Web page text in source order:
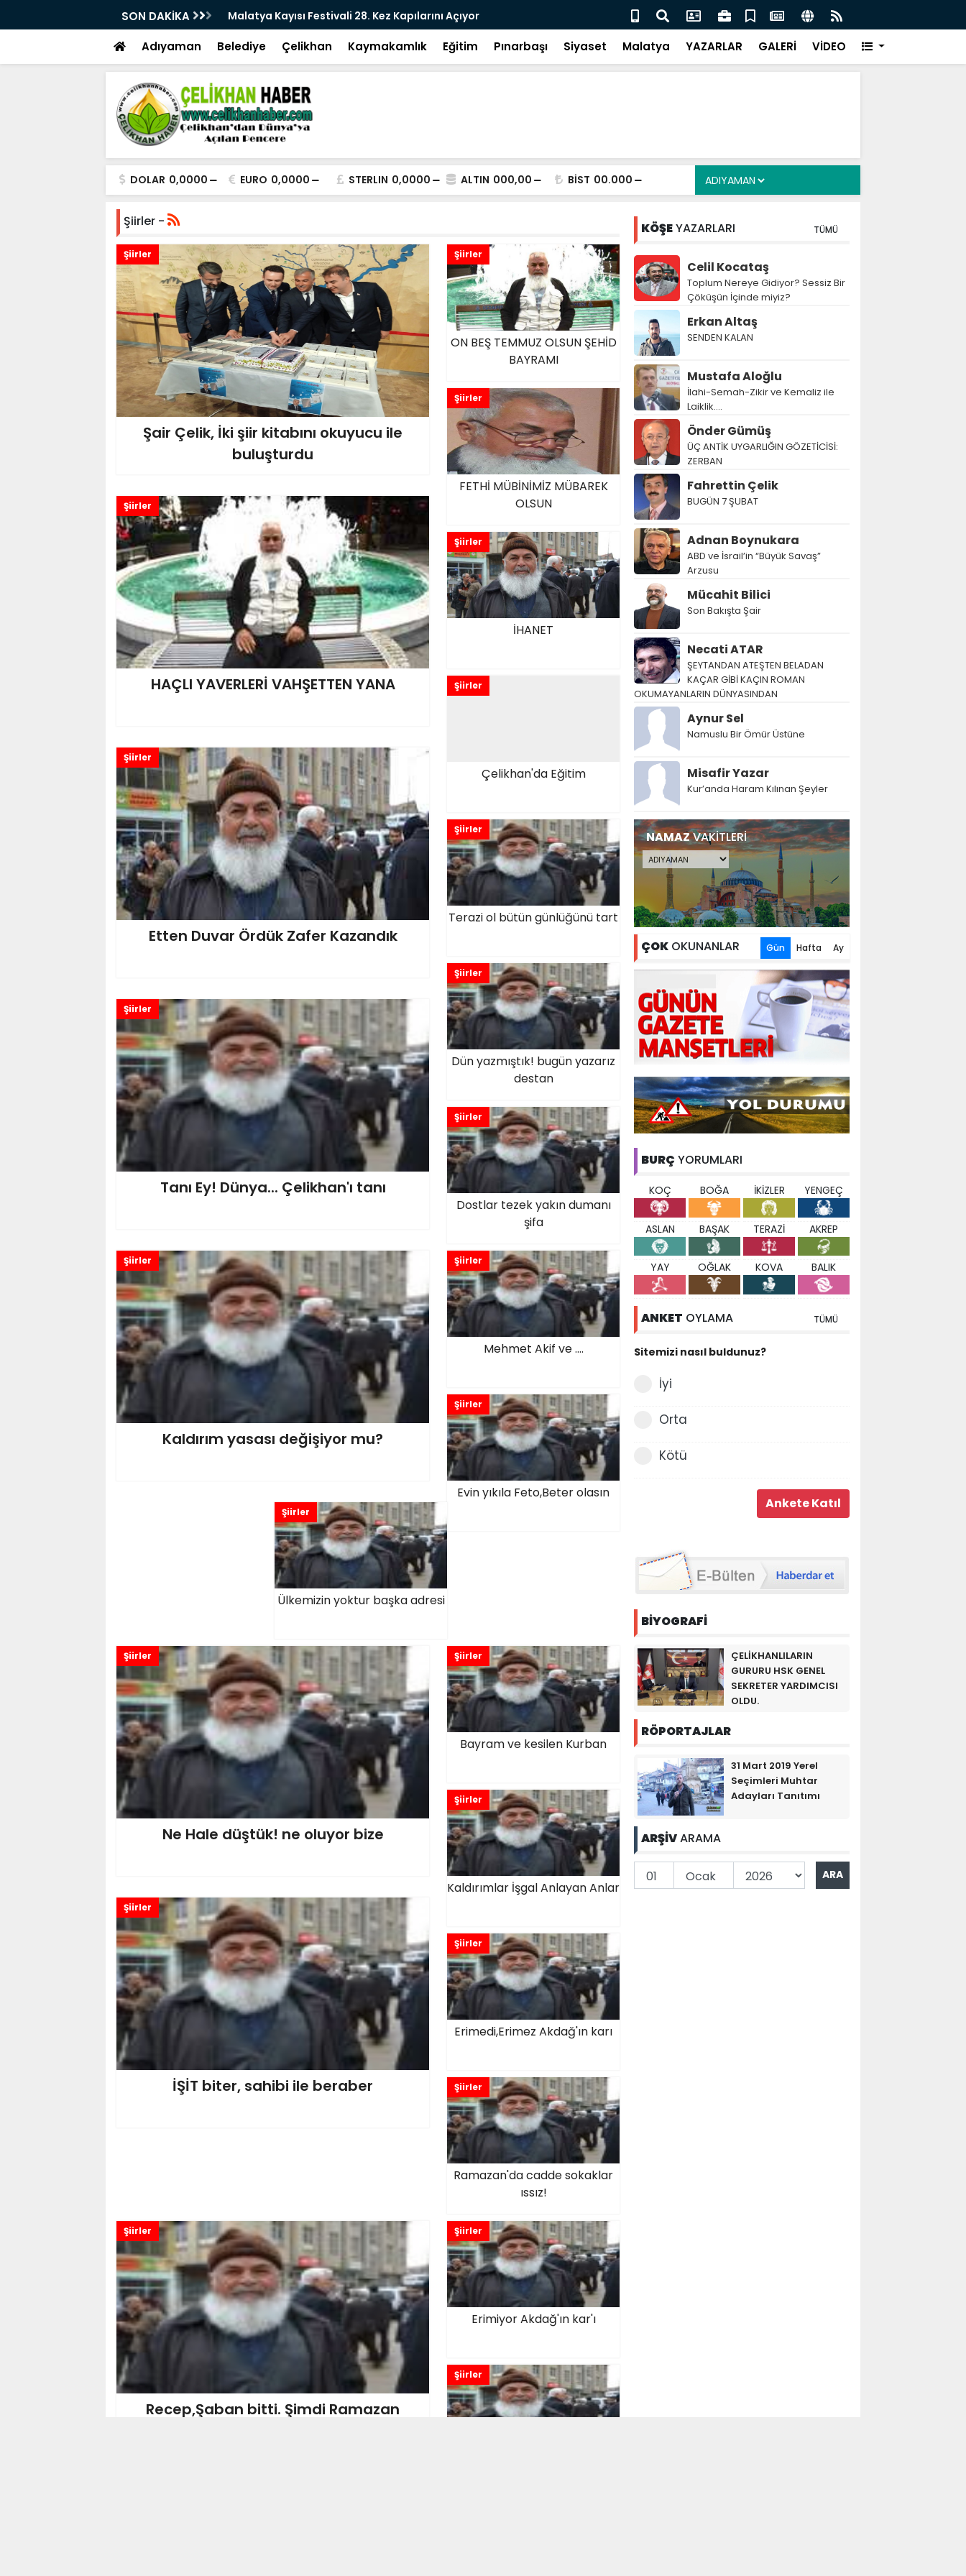
SON DAKİKA
Kez Kapılarını Açıyor Vesayetten Siyasete: DEM Parti’nin Tarihi Sınavı Milletvekili Alkayış, Cibuti’de diplomatik temaslarda bulundu
Adıyaman Belediye Çelikhan Kaymakamlık Eğitim Pınarbaşı Siyaset Malatya YAZARLAR GALERİ VİDEO
DOLAR 0,0000 EURO 0,0000 STERLIN 0,0000 ALTIN 000,00 BİST 00.000
Şiirler -
Şiirler
Şair Çelik, İki şiir kitabını okuyucu ile
buluşturdu
Şiirler
ON BEŞ TEMMUZ OLSUN ŞEHİD
BAYRAMI
Şiirler
FETHİ MÜBİNİMİZ MÜBAREK
OLSUN
Şiirler
HAÇLI YAVERLERİ VAHŞETTEN YANA
Şiirler
İHANET
Şiirler
Çelikhan'da Eğitim
Şiirler
Etten Duvar Ördük Zafer Kazandık
Şiirler
Terazi ol bütün günlüğünü tart
Şiirler
Dün yazmıştık! bugün yazarız
destan
Şiirler
Tanı Ey! Dünya... Çelikhan'ı tanı
Şiirler
Dostlar tezek yakın dumanı
şifa
Şiirler
Mehmet Akif ve ....
Şiirler
Kaldırım yasası değişiyor mu?
Şiirler
Evin yıkıla Feto,Beter olasın
Şiirler
Ülkemizin yoktur başka adresi
Şiirler
Ne Hale düştük! ne oluyor bize
Şiirler
Bayram ve kesilen Kurban
Şiirler
Kaldırımlar İşgal Anlayan Anlar
Şiirler
İŞİT biter, sahibi ile beraber
Şiirler
Erimedi,Erimez Akdağ'ın karı
Şiirler
Ramazan'da cadde sokaklar
ıssız!
Şiirler
Recep,Şaban bitti. Şimdi Ramazan
Şiirler
Erimiyor Akdağ'ın kar'ı
Şiirler
KÖŞEYAZARLARI TÜMÜ
Celil Kocataş
Toplum Nereye Gidiyor? Sessiz Bir
Çöküşün İçinde miyiz?
Erkan Altaş
SENDEN KALAN
Mustafa Aloğlu
İlahi-Semah-Zikir ve Kemaliz ile
Laiklik….
Önder Gümüş
ÜÇ ANTİK UYGARLIĞIN GÖZETİCİSİ:
ZERBAN
Fahrettin Çelik
BUGÜN 7 ŞUBAT
Adnan Boynukara
ABD ve İsrail’in “Büyük Savaş”
Arzusu
Mücahit Bilici
Son Bakışta Şair
Necati ATAR
ŞEYTANDAN ATEŞTEN BELADAN
KAÇAR GİBİ KAÇIN ROMAN
OKUMAYANLARIN DÜNYASINDAN
Aynur Sel
Namuslu Bir Ömür Üstüne
Misafir Yazar
Kur’anda Haram Kılınan Şeyler
NAMAZVAKİTLERİ
ÇOK OKUNANLAR Gün Hafta Ay
BURÇ YORUMLARI
KOÇ BOĞA İKİZLER YENGEÇ
ASLAN BAŞAK TERAZİ AKREP
YAY OĞLAK KOVA BALIK
ANKET OYLAMA TÜMÜ
Sitemizi nasıl buldunuz?
İyi
Orta
Kötü
BİYOGRAFİ
ÇELİKHANLILARIN
GURURU HSK GENEL
SEKRETER YARDIMCISI
OLDU.
RÖPORTAJLAR
31 Mart 2019 Yerel
Seçimleri Muhtar
Adayları Tanıtımı
ARŞİVARAMA